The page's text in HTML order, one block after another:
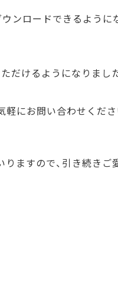
ンロードできるように
だけるようになりまし
にお問い合わせくださ
ますので、引き続きご